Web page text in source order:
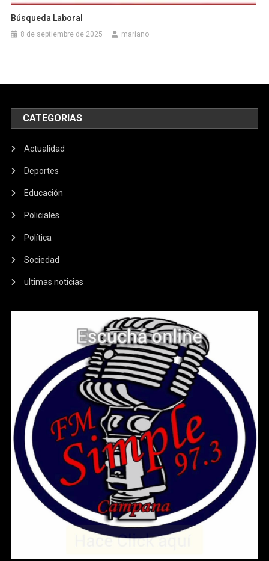
Búsqueda Laboral
8 de septiembre de 2025 mariano
CATEGORIAS
Actualidad
Deportes
Educación
Policiales
Política
Sociedad
ultimas noticias